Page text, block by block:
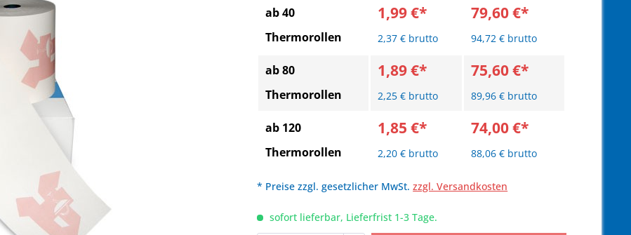
ab 40
Thermorollen
1,99 €*
2,37 € brutto
79,60 €*
94,72 € brutto
ab 80
Thermorollen
1,89 €*
2,25 € brutto
75,60 €*
89,96 € brutto
ab 120
Thermorollen
1,85 €*
2,20 € brutto
74,00 €*
88,06 € brutto
* Preise zzgl. gesetzlicher MwSt.zzgl. Versandkosten
sofort lieferbar, Lieferfrist 1-3 Tage.